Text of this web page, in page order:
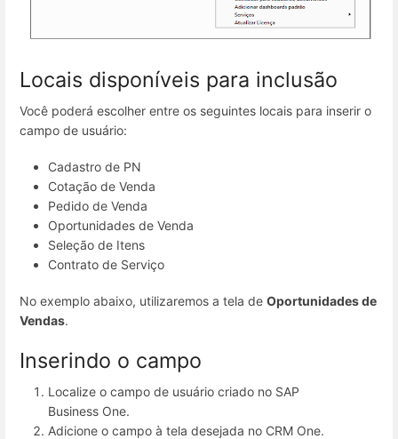
Locais disponíveis para inclusão
Você poderá escolher entre os seguintes locais para inserir o
campo de usuário:
Cadastro de PN
Cotação de Venda
Pedido de Venda
Oportunidades de Venda
Seleção de Itens
Contrato de Serviço
No exemplo abaixo, utilizaremos a tela de Oportunidades de
Vendas.
Inserindo o campo
Localize o campo de usuário criado no SAP
Business One.
Adicione o campo à tela desejada no CRM One.